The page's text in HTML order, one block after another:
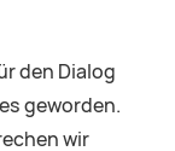
den Dialog
geworden.
wir